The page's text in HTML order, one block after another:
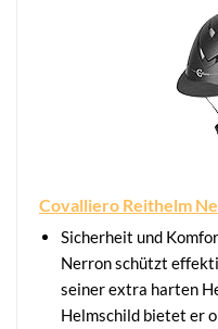
Covalliero Reithelm
Sicherheit und
Nerron schützt
seiner extra harten
Helmschild bietet er